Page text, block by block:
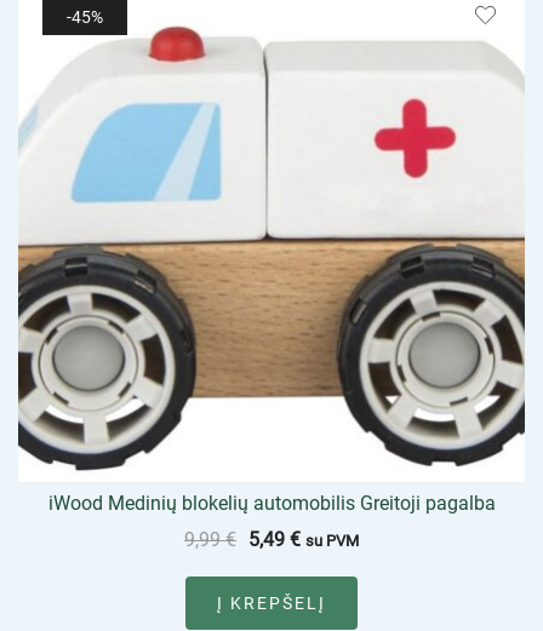
-45%
iWood Medinių blokelių automobilis Greitoji pagalba
9,99€ 5,49 € su PVM
Į KREPŠELĮ